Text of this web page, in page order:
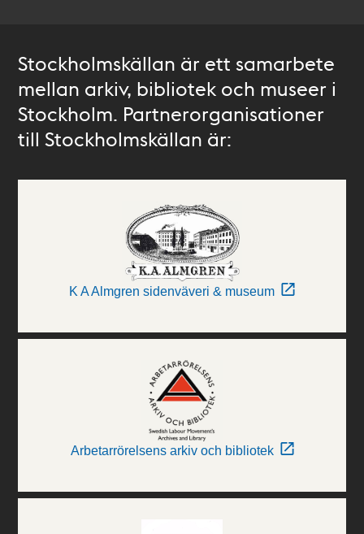
Stockholmskällan är ett samarbete
mellan arkiv, bibliotek och museer i
Stockholm. Partnerorganisationer
till Stockholmskällan är:
K A Almgren sidenväveri & museum
Arbetarrörelsens arkiv och bibliotek